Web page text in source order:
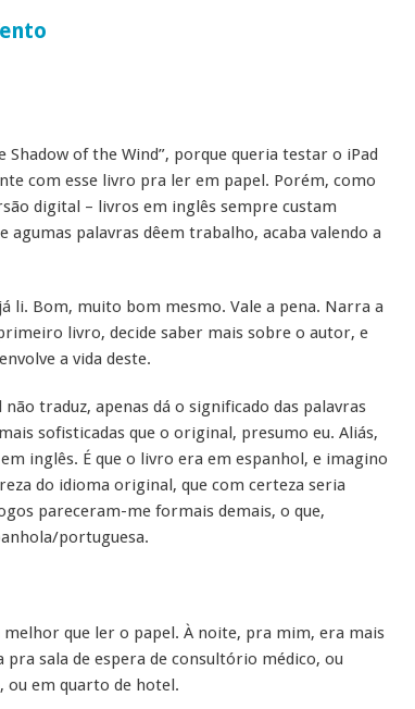
Shadow of the Wind”, porque queria testar o iPad
com esse livro pra ler em papel. Porém, como
digital – livros em inglês sempre custam
agumas palavras dêem trabalho, acaba valendo a
li. Bom, muito bom mesmo. Vale a pena. Narra a
livro, decide saber mais sobre o autor, e
a vida deste.
traduz, apenas dá o significado das palavras
sofisticadas que o original, presumo eu. Aliás,
inglês. É que o livro era em espanhol, e imagino
do idioma original, que com certeza seria
pareceram-me formais demais, o que,
portuguesa.
que ler o papel. À noite, pra mim, era mais
sala de espera de consultório médico, ou
ou em quarto de hotel.